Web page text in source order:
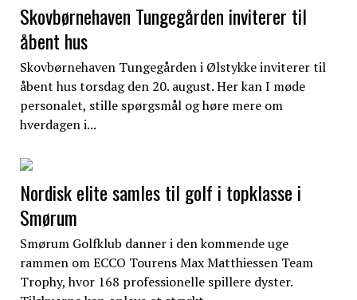
Skovbørnehaven Tungegården inviterer til
åbent hus
Skovbørnehaven Tungegården i Ølstykke inviterer til
åbent hus torsdag den 20. august. Her kan I møde
personalet, stille spørgsmål og høre mere om
hverdagen i...
Nordisk elite samles til golf i topklasse i
Smørum
Smørum Golfklub danner i den kommende uge
rammen om ECCO Tourens Max Matthiessen Team
Trophy, hvor 168 professionelle spillere dyster.